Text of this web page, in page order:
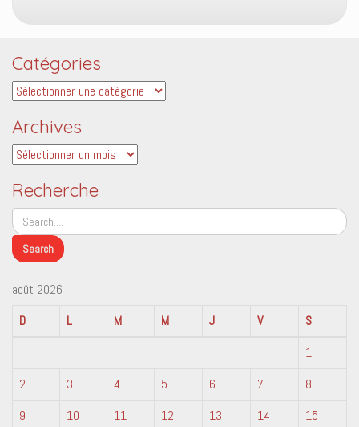
Catégories
Catégories
Archives
Archives
Recherche
août 2026
D
L M M J V
S
1
2
3 4 5 6 7
8
9
10 11 12 13 14
15